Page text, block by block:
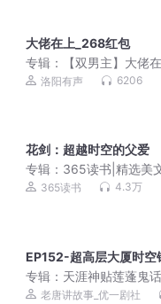
大佬在上_268红包
专辑：
【双男主】大佬
洛阳有声 6206
花剑：超越时空的父爱
专辑： 365读书|精选美
365读书 4.3万
EP152-超高层大厦时空
专辑： 天涯神贴莲蓬鬼
丨各种稀奇的鬼怪故事
老唐讲故事_优一剧社